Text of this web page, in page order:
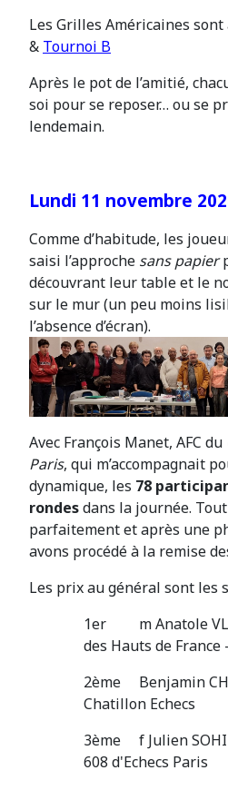
Les Grilles Américaines sont
& Tournoi B
Après le pot de l’amitié,
soi pour se reposer… ou se
lendemain.
Lundi 11 novembre
Comme d’habitude, les
saisi l’approche sans papier
découvrant leur table et le
sur le mur (un peu moins
l’absence d’écran).
Avec François Manet, AFC du
Paris, qui m’accompagnait
dynamique, les 78
rondesdans la journée.
parfaitement et après une
avons procédé à la remise
Les prix au général sont les
1er m Anatole
des Hauts de
2ème Benjamin
Chatillon Echecs
3ème f Julien
608 d'Echecs Paris